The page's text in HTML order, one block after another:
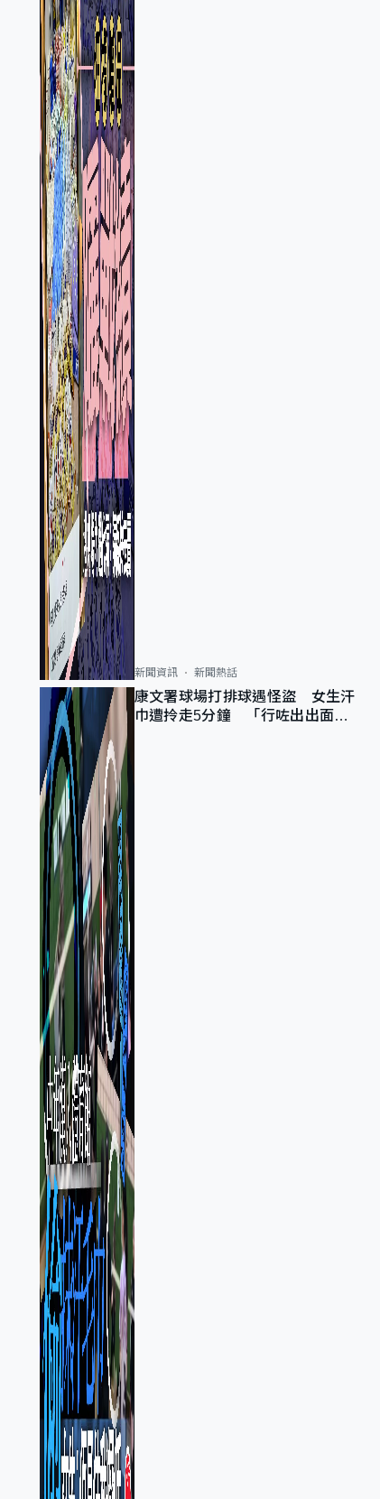
新聞資訊 新聞熱話
康文署球場打排球遇怪盜 女生汗
巾遭拎走5分鐘 「行咗出出面唔